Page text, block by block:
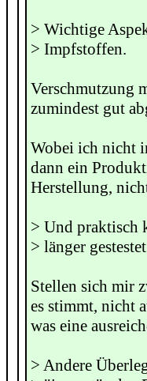
> Wichtige
> Impfstoffen.
Verschmutzung
zumindest gut
Wobei ich nicht
dann ein
Herstellung,
> Und praktisch
> länger
Stellen sich mir
es stimmt, nicht
was eine
> Andere